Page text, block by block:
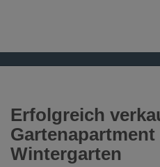
Erfolgreich
Wintergarten